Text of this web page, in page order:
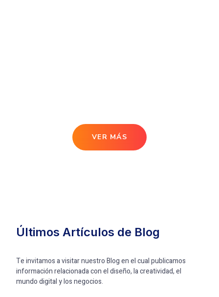
VER MÁS
Últimos Artículos de Blog
Te invitamos a visitar nuestro Blog en el cual publicamos
información relacionada con el diseño, la creatividad, el
mundo digital y los negocios.